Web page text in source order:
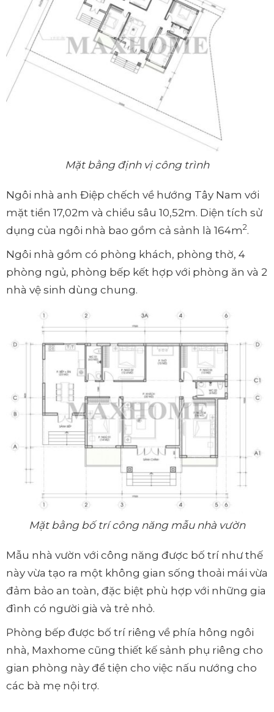
Mặt bằng định vị công trình
Ngôi nhà anh Điệp chếch về hướng Tây Nam với
mặt tiền 17,02m và chiều sâu 10,52m. Diện tích sử
dụng của ngôi nhà bao gồm cả sảnh là 164m2.
Ngôi nhà gồm có phòng khách, phòng thờ, 4
phòng ngủ, phòng bếp kết hợp với phòng ăn và 2
nhà vệ sinh dùng chung.
Mặt bằng bố trí công năng mẫu nhà vườn
Mẫu nhà vườn với công năng được bố trí như thế
này vừa tạo ra một không gian sống thoải mái vừa
đảm bảo an toàn, đặc biệt phù hợp với những gia
đình có người già và trẻ nhỏ.
Phòng bếp được bố trí riêng về phía hông ngôi
nhà, Maxhome cũng thiết kế sảnh phụ riêng cho
gian phòng này để tiện cho việc nấu nướng cho
các bà mẹ nội trợ.